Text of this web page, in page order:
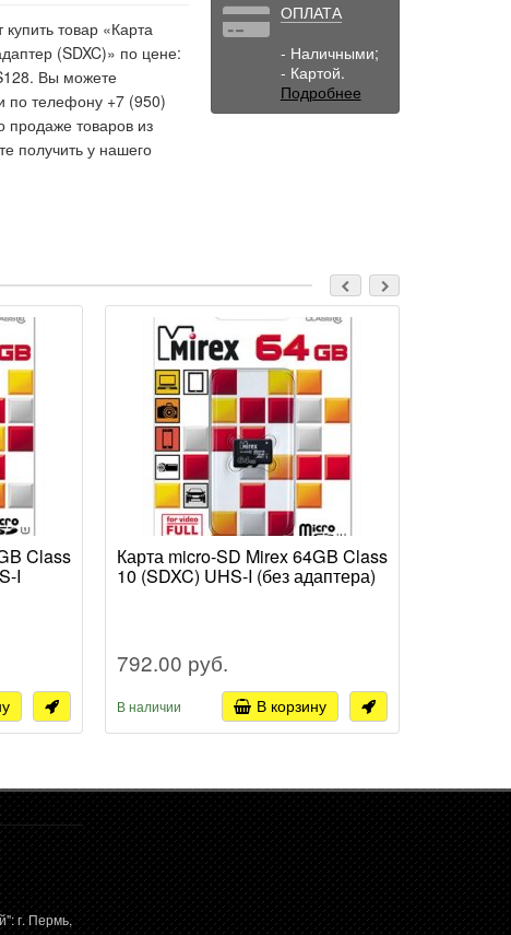
товар «Карта
(SDXC)» по цене:
Вы можете
по телефону +7 (950)
товаров из
получить у нашего
ОПЛАТА
- Наличными;
- Картой.
Подробнее
Class
I
Карта micro-SD Mirex 64GB Class
10 (SDXC) UHS-I (без адаптера)
792.00 руб.
В наличии В корзину
г. Пермь,